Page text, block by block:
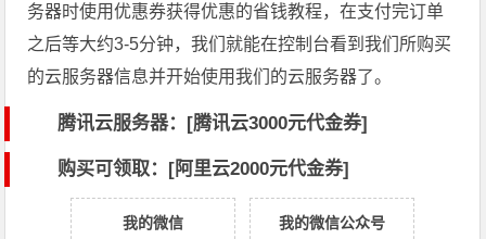
务器时使用优惠券获得优惠的省钱教程，在支付完订单
之后等大约3-5分钟，我们就能在控制台看到我们所购买
的云服务器信息并开始使用我们的云服务器了。
腾讯云服务器：[腾讯云3000元代金券]
购买可领取：[阿里云2000元代金券]
我的微信
我的微信公众号